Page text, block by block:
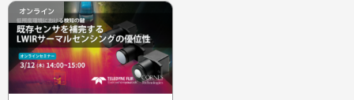
オンライン